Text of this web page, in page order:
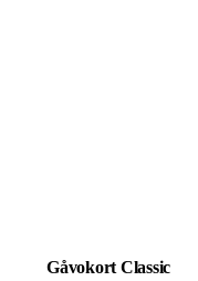
Gåvokort Classic